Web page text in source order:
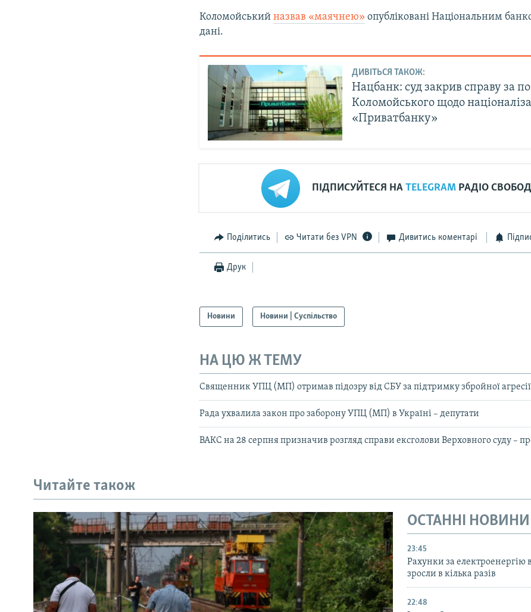
Коломойськийназвав «маячнею» опубліковані Національним
дані.
ДИВІТЬСЯ ТАКОЖ:
Нацбанк: суд закрив справу за
Коломойського щодо
«Приватбанку»
ПІДПИСУЙТЕСЯ НАTELEGRAM РАДІО
Поділитись Читати без VPN Дивитись коментарі
Друк
Новини Новини | Суспільство
НА ЦЮ Ж ТЕМУ
Священник УПЦ (МП) отримав підозру від СБУ за підтримку збройної
Рада ухвалила закон про заборону УПЦ (МП) в Україні – депутати
ВАКС на 28 серпня призначив розгляд справи ексголови Верховного суду –
Читайте також
ОСТАННІ НОВИНИ
23:45
Рахунки за електроенергію
зросли в кілька разів
22:48